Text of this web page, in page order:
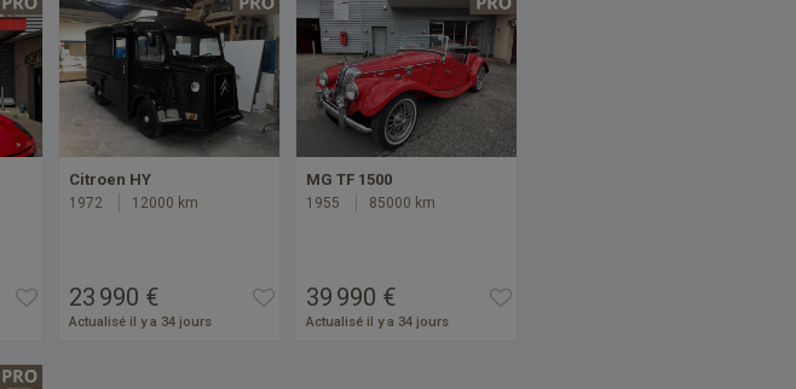
Citroen HY
1972 12000 km
23 990 €
Actualisé il y a 34 jours
MG TF 1500
1955 85000 km
39 990 €
Actualisé il y a 34 jours